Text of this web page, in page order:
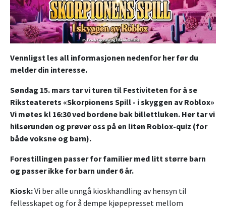
Vennligst les all informasjonen nedenfor her før du
melder din interesse.
Søndag 15. mars tar vi turen til Festiviteten for å se
Riksteaterets «Skorpionens Spill - i skyggen av Roblox»
Vi møtes kl 16:30 ved bordene bak billettluken. Her tar vi
hilserunden og prøver oss på en liten Roblox-quiz (for
både voksne og barn).
Forestillingen passer for familier med litt større barn
og passer ikke for barn under 6 år.
Kiosk:Vi ber alle unngå kioskhandling av hensyn til
fellesskapet og for å dempe kjøpepresset mellom